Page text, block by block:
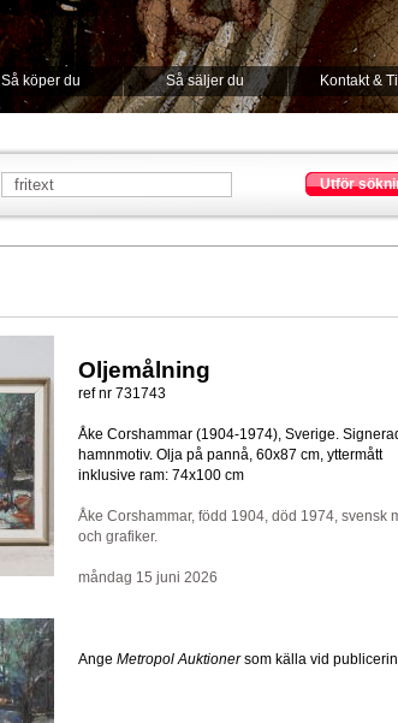
Så köper du Så säljer du Kontakt &
Utför
Oljemålning
ref nr 731743
Åke Corshammar (1904-1974), Sverige.
hamnmotiv. Olja på pannå, 60x87 cm, yttermått
inklusive ram: 74x100 cm
Åke Corshammar, född 1904, död 1974, svensk
och grafiker.
måndag 15 juni 2026
Ange Metropol Auktionersom källa vid